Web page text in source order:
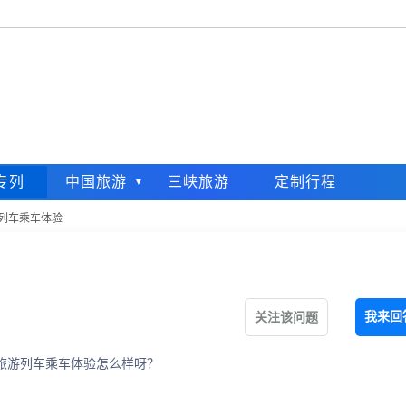
列 中国旅游 三峡旅游 定制行程
车乘车体验
关注该问题 我来回
列车乘车体验怎么样呀？